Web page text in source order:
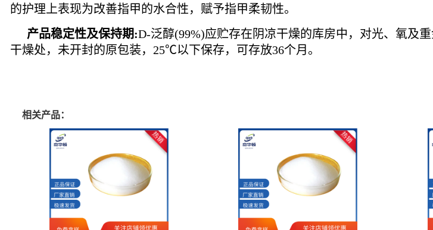
的护理上表现为改善指甲的水合性，赋予指甲柔韧性。
产品稳定性及保持期:D-泛醇(99%)应贮存在阴凉干燥的库房中，对光、氧及
干燥处，未开封的原包装，25℃以下保存，可存放36个月。
相关产品：